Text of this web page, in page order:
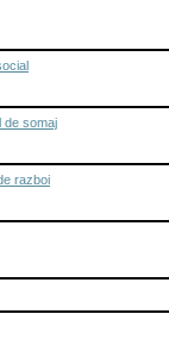
de somaj
razboi